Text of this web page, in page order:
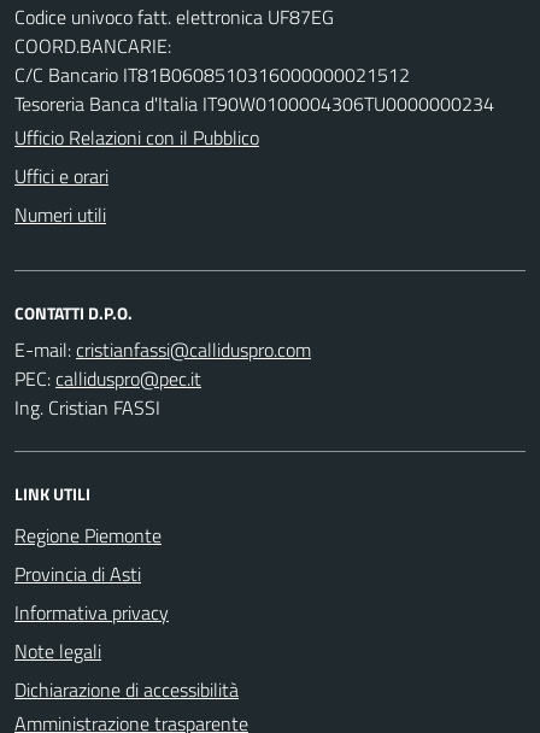
Codice univoco fatt. elettronica UF87EG
COORD.BANCARIE:
C/C Bancario IT81B0608510316000000021512
Tesoreria Banca d'Italia IT90W0100004306TU0000000234
Ufficio Relazioni con il Pubblico
Uffici e orari
Numeri utili
CONTATTI D.P.O.
E-mail:
PEC:
Ing. Cristian FASSI
LINK UTILI
Regione Piemonte
Provincia di Asti
Informativa privacy
Note legali
Dichiarazione di accessibilità
Amministrazione trasparente